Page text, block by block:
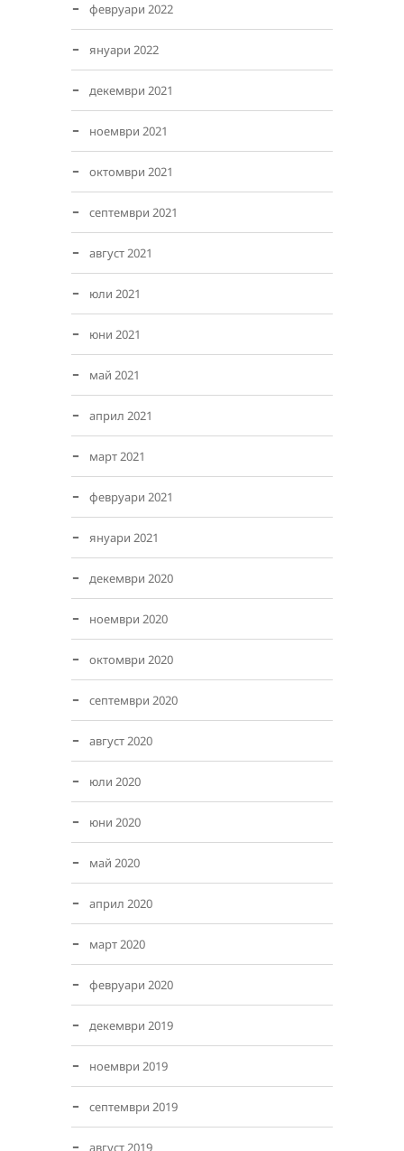
февруари 2022
януари 2022
декември 2021
ноември 2021
октомври 2021
септември 2021
август 2021
юли 2021
юни 2021
май 2021
април 2021
март 2021
февруари 2021
януари 2021
декември 2020
ноември 2020
октомври 2020
септември 2020
август 2020
юли 2020
юни 2020
май 2020
април 2020
март 2020
февруари 2020
декември 2019
ноември 2019
септември 2019
август 2019